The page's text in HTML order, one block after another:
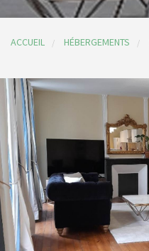
ACCUEIL HÉBERGEMENTS